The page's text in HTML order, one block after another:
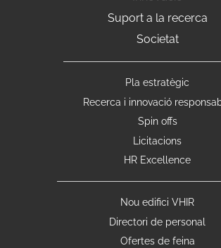
Suport a la recerca
Societat
Pla estratègic
Recerca i innovació
Spin offs
Licitacions
HR Excellence
Nou edifici VHIR
Directori de personal
Ofertes de feina